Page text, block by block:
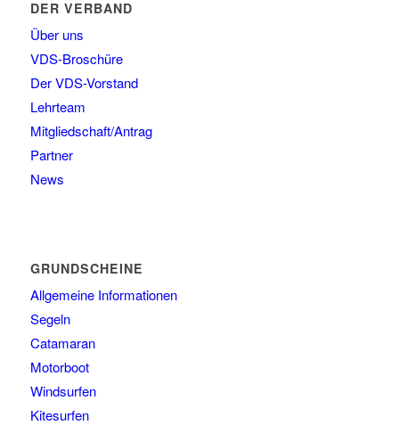
DER VERBAND
Über uns
VDS-Broschüre
Der VDS-Vorstand
Lehrteam
Mitgliedschaft/Antrag
Partner
News
GRUNDSCHEINE
Allgemeine Informationen
Segeln
Catamaran
Motorboot
Windsurfen
Kitesurfen